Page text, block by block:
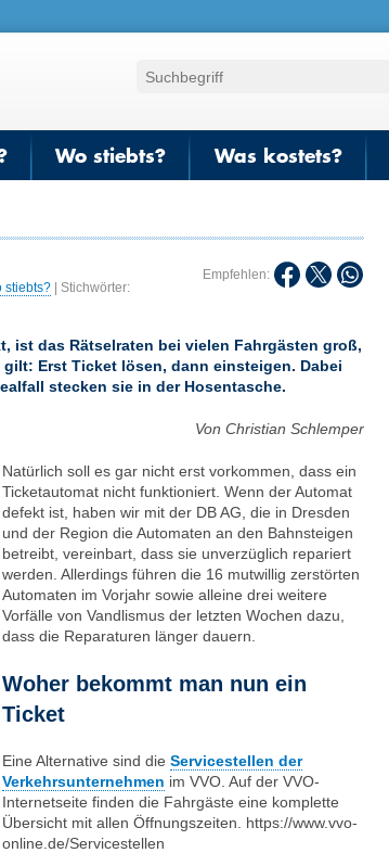
Wo stiebts? Was kostets?
Empfehlen:
stiebts? | Stichwörter:
ist das Rätselraten bei vielen Fahrgästen groß,
Erst Ticket lösen, dann einsteigen. Dabei
stecken sie in der Hosentasche.
Von Christian Schlemper
Natürlich soll es gar nicht erst vorkommen, dass ein
Ticketautomat nicht funktioniert. Wenn der Automat
defekt ist, haben wir mit der DB AG, die in Dresden
und der Region die Automaten an den Bahnsteigen
betreibt, vereinbart, dass sie unverzüglich repariert
werden. Allerdings führen die 16 mutwillig zerstörten
Automaten im Vorjahr sowie alleine drei weitere
Vorfälle von Vandlismus der letzten Wochen dazu,
dass die Reparaturen länger dauern.
Woher bekommt man nun ein
Ticket
Eine Alternative sind die Servicestellen der
Verkehrsunternehmen im VVO. Auf der VVO-
Internetseite finden die Fahrgäste eine komplette
Übersicht mit allen Öffnungszeiten. https://www.vvo-
online.de/Servicestellen